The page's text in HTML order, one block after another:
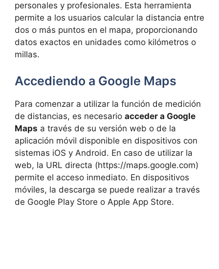
personales y profesionales. Esta herramienta
permite a los usuarios calcular la distancia entre
dos o más puntos en el mapa, proporcionando
datos exactos en unidades como kilómetros o
millas.
Accediendo a Google Maps
Para comenzar a utilizar la función de medición
de distancias, es necesario acceder a Google
Maps a través de su versión web o de la
aplicación móvil disponible en dispositivos con
sistemas iOS y Android. En caso de utilizar la
web, la URL directa (https://maps.google.com)
permite el acceso inmediato. En dispositivos
móviles, la descarga se puede realizar a través
de Google Play Store o Apple App Store.